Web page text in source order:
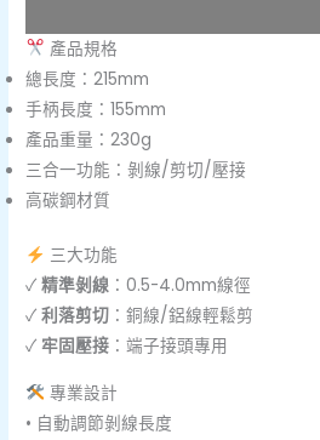
產品規格
總長度：215mm
手柄長度：155mm
產品重量：230g
三合一功能：剝線/剪切/壓接
高碳鋼材質
三大功能
✓精準剝線 ：0.5-4.0mm線徑
✓利落剪切 ：銅線/鋁線輕鬆剪
✓牢固壓接 ：端子接頭專用
專業設計
• 自動調節剝線長度